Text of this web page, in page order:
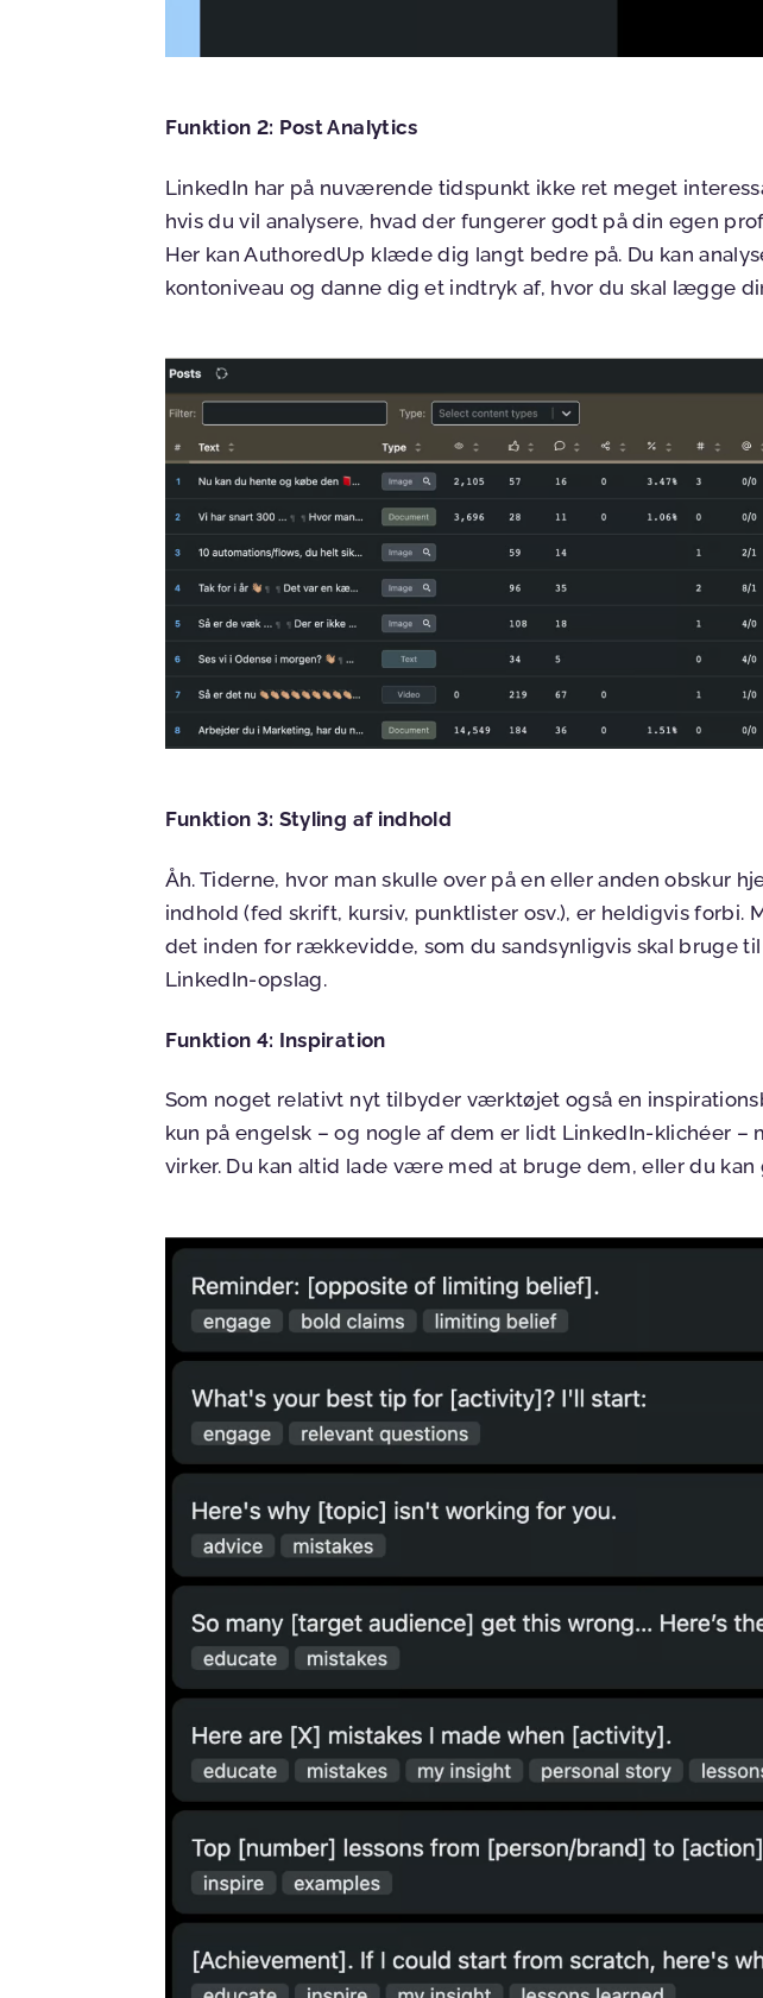
Funktion 2: Post Analytics
LinkedIn har på nuværende tidspunkt ikke ret meget
hvis du vil analysere, hvad der fungerer godt på din egen
Her kan AuthoredUp klæde dig langt bedre på. Du kan
kontoniveau og danne dig et indtryk af, hvor du skal lægge
Funktion 3: Styling af indhold
Åh. Tiderne, hvor man skulle over på en eller anden obskur
indhold (fed skrift, kursiv, punktlister osv.), er heldigvis forbi.
det inden for rækkevidde, som du sandsynligvis skal bruge
LinkedIn-opslag.
Funktion 4: Inspiration
Som noget relativt nyt tilbyder værktøjet også en
kun på engelsk – og nogle af dem er lidt LinkedIn-klichéer –
virker. Du kan altid lade være med at bruge dem, eller du